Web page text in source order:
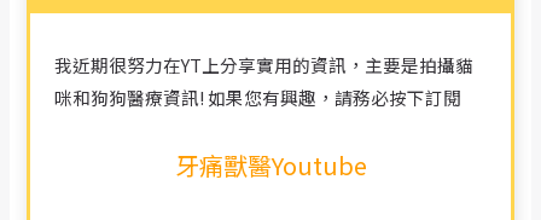
我近期很努力在YT上分享實用的資訊，主要是拍攝貓
咪和狗狗醫療資訊! 如果您有興趣，請務必按下訂閱
牙痛獸醫Youtube